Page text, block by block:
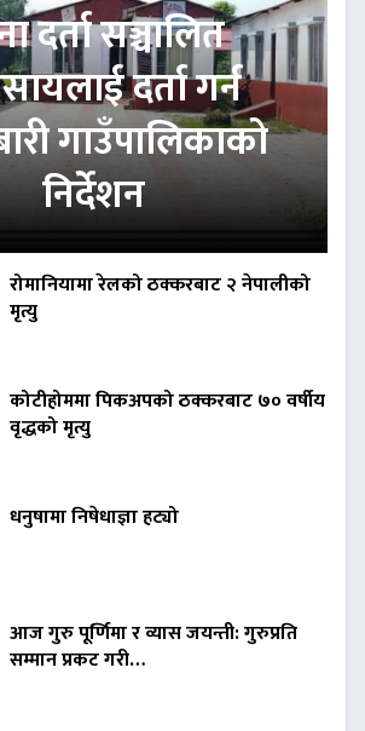
दर्ता सञ्चालित
दर्ता गर्न
गाउँपालिकाको
निर्देशन
रोमानियामा रेलको ठक्करबाट २ नेपालीको
मृत्यु
कोटीहोममा पिकअपको ठक्करबाट ७० वर्षीय
वृद्धको मृत्यु
धनुषामा निषेधाज्ञा हट्यो
आज गुरु पूर्णिमा र व्यास जयन्ती: गुरुप्रति
सम्मान प्रकट गरी…